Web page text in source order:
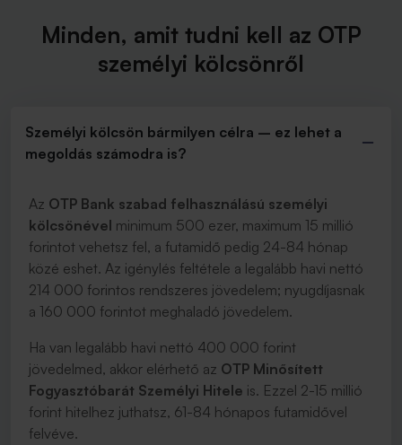
Minden, amit tudni kell az OTP
személyi kölcsönről
Személyi kölcsön bármilyen célra – ez lehet a
megoldás számodra is?
Az OTP Bank szabad felhasználású személyi
kölcsönével minimum 500 ezer, maximum 15 millió
forintot vehetsz fel, a futamidő pedig 24-84 hónap
közé eshet. Az igénylés feltétele a legalább havi nettó
214 000 forintos rendszeres jövedelem; nyugdíjasnak
a 160 000 forintot meghaladó jövedelem.
Ha van legalább havi nettó 400 000 forint
jövedelmed, akkor elérhető az OTP Minősített
Fogyasztóbarát Személyi Hitele is. Ezzel 2-15 millió
forint hitelhez juthatsz, 61-84 hónapos futamidővel
felvéve.